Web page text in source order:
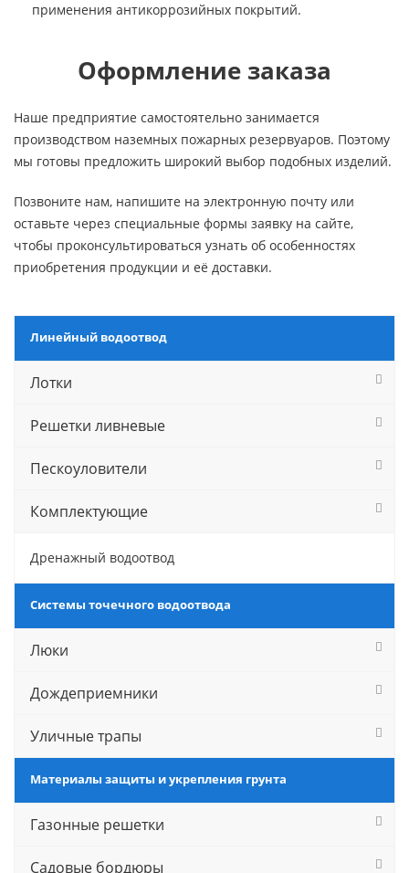
применения антикоррозийных покрытий.
Оформление заказа
Наше предприятие самостоятельно занимается
производством наземных пожарных резервуаров. Поэтому
мы готовы предложить широкий выбор подобных изделий.
Позвоните нам, напишите на электронную почту или
оставьте через специальные формы заявку на сайте,
чтобы проконсультироваться узнать об особенностях
приобретения продукции и её доставки.
Линейный водоотвод
Лотки
Решетки ливневые
Пескоуловители
Комплектующие
Дренажный водоотвод
Системы точечного водоотвода
Люки
Дождеприемники
Уличные трапы
Материалы защиты и укрепления грунта
Газонные решетки
Садовые бордюры